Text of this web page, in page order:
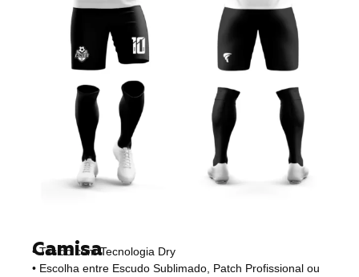
Camisa
• Tecido com Tecnologia Dry
• Escolha entre Escudo Sublimado, Patch Profissional ou